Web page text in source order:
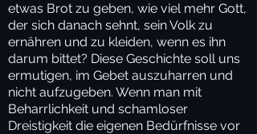
etwas Brot zu geben, wie viel mehr Gott,
der sich danach sehnt, sein Volk zu
ernähren und zu kleiden, wenn es ihn
darum bittet? Diese Geschichte soll uns
ermutigen, im Gebet auszuharren und
nicht aufzugeben. Wenn man mit
Beharrlichkeit und schamloser
Dreistigkeit die eigenen Bedürfnisse vor